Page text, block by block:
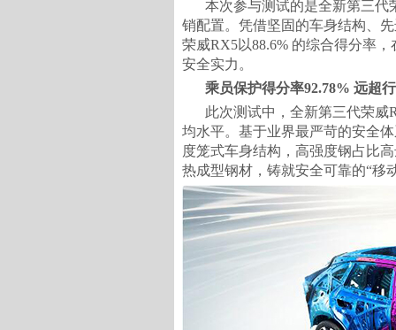
本次参与测试的是全新第三代
销配置。凭借坚固的车身结构、
荣威RX5以88.6% 的综合得分率
安全实力。
乘员保护得分率92.78% 远超
此次测试中，全新第三代荣威
均水平。基于业界最严苛的安全
度笼式车身结构，高强度钢占比
热成型钢材，铸就安全可靠的“移